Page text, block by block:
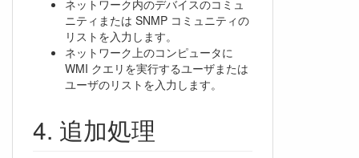
ネットワーク内のデバイスのコミュ
ニティまたは SNMP コミュニティの
リストを入力します。
ネットワーク上のコンピュータに
WMI クエリを実行するユーザまたは
ユーザのリストを入力します。
追加処理